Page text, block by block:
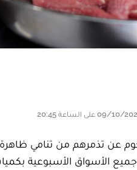
عن تذمرهم من تنامي ظاهرة
الأسواق الأسبوعية